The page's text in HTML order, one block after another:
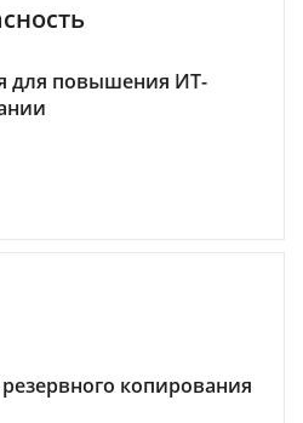
для повышения ИТ-
копирования